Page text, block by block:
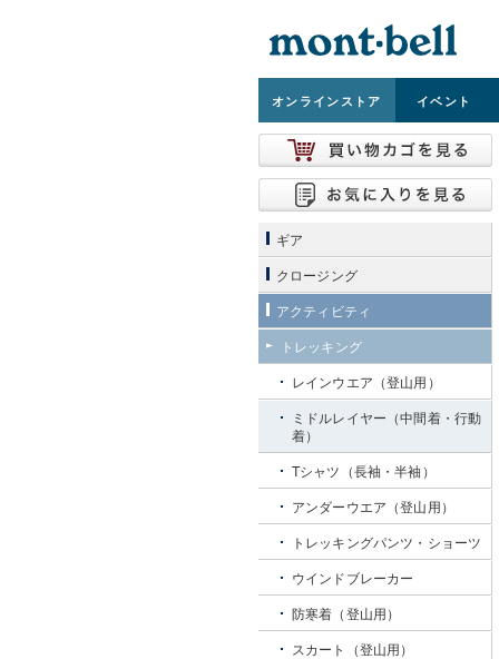
オンラインストア イベント
ギア
クロージング
アクティビティ
トレッキング
レインウエア（登山用）
ミドルレイヤー（中間着・行動
着）
Tシャツ（長袖・半袖）
アンダーウエア（登山用）
トレッキングパンツ・ショーツ
ウインドブレーカー
防寒着（登山用）
スカート（登山用）